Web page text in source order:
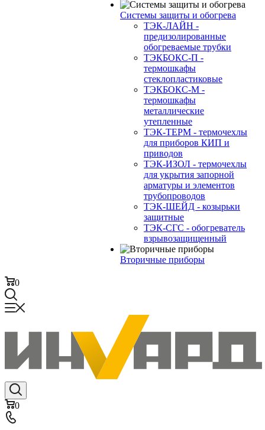
Системы защиты и обогрева
ТЭК-ЛАЙН -
предизолированные
обогреваемые трубки
ТЭКБОКС-П -
термошкафы
стеклопластиковые
ТЭКБОКС-М -
термошкафы
металлические
утепленные
ТЭК-ТЕРМ - термочехлы
для приборов КИП и
приводов
ТЭК-ИЗОЛ - термочехлы
для укрытия запорной
арматуры и элементов
трубопроводов
ТЭК-ШЕЙД - козырьки
защитные
ТЭК-СГС - обогреватель
взрывозащищенный
Вторичные приборы
0
0